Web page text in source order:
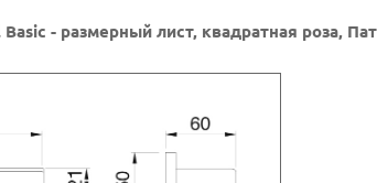
- размерный лист, квадратная роза,